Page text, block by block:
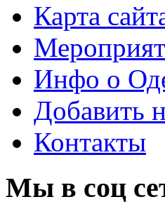
Карта
Инфо о
Добавить
Контакты
Мы в соц